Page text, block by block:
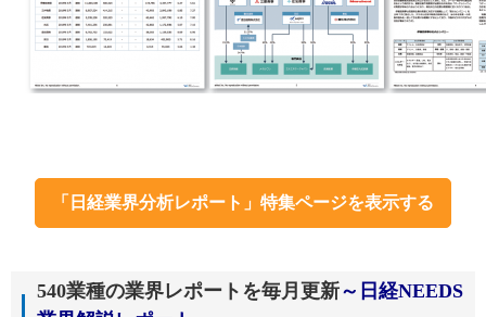
「日経業界分析レポート」特集ページを表示する
540業種の業界レポートを毎月更新～日経NEEDS